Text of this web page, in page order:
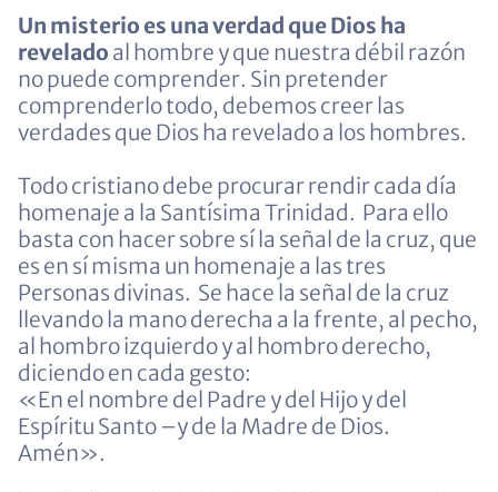
Un misterio es una verdad que Dios ha
revelado al hombre y que nuestra débil razón
no puede comprender. Sin pretender
comprenderlo todo, debemos creer las
verdades que Dios ha revelado a los hombres.
Todo cristiano debe procurar rendir cada día
homenaje a la Santísima Trinidad. Para ello
basta con hacer sobre sí la señal de la cruz, que
es en sí misma un homenaje a las tres
Personas divinas. Se hace la señal de la cruz
llevando la mano derecha a la frente, al pecho,
al hombro izquierdo y al hombro derecho,
diciendo en cada gesto:
«En el nombre del Padre y del Hijo y del
Espíritu Santo –y de la Madre de Dios.
Amén».